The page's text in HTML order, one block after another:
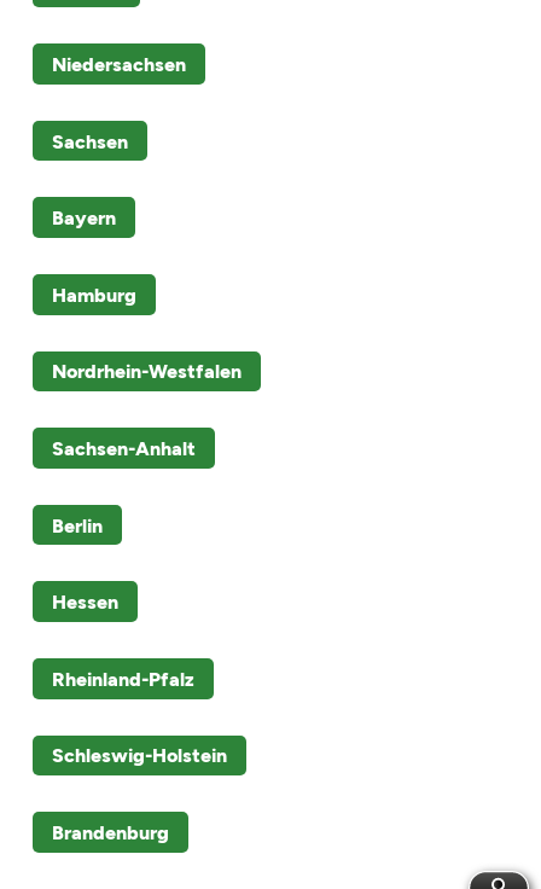
Niedersachsen
Sachsen
Bayern
Hamburg
Nordrhein-Westfalen
Sachsen-Anhalt
Berlin
Hessen
Rheinland-Pfalz
Schleswig-Holstein
Brandenburg